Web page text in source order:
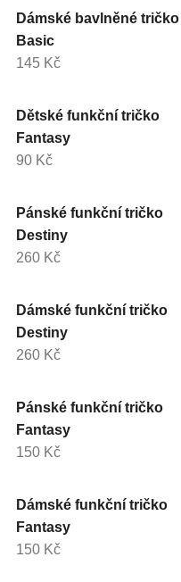
Dámské bavlněné tričko
Basic
145 Kč
Dětské funkční tričko
Fantasy
90 Kč
Pánské funkční tričko
Destiny
260 Kč
Dámské funkční tričko
Destiny
260 Kč
Pánské funkční tričko
Fantasy
150 Kč
Dámské funkční tričko
Fantasy
150 Kč